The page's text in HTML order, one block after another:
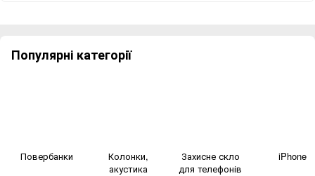
Популярні категорії
Повербанки
Колонки,
акустика
Захисне скло
для телефонів
iPhone